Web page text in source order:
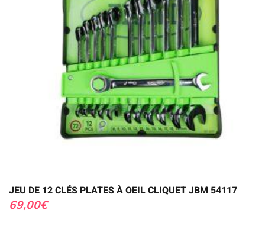
JEU DE 12 CLÉS PLATES À OEIL CLIQUET JBM 54117
69,00€